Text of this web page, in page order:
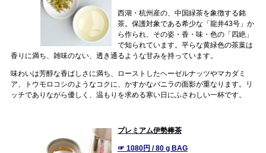
西湖・杭州産の、中国緑茶を象徴する銘
茶。保護対象である希少な「龍井43号」か
ら作られ、その姿・香・味・色の「四絶」
で知られています。平らな黄緑色の茶葉は
香りに満ち、雑味のない、透き通るような甘みを持っています。
味わいは芳醇な香ばしさに満ち、ローストしたヘーゼルナッツやマカダミ
ア、トウモロコシのようなコクに、かすかなバニラの面影が重なります。リ
ッチでありながら優しく、温もりを求める寒い日にふさわしい一杯です。
プレミアム伊勢棒茶
☞ 1080円 / 80 g BAG